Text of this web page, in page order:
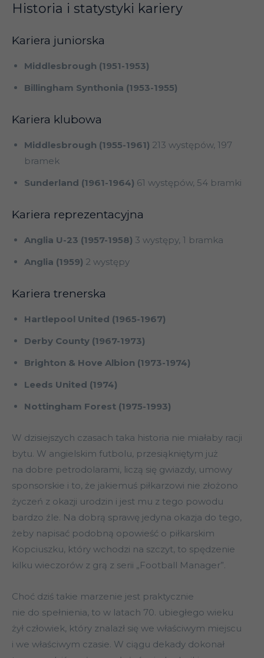
Historia i statystyki kariery
Kariera juniorska
Middlesbrough (1951-1953)
Billingham Synthonia (1953-1955)
Kariera klubowa
Middlesbrough (1955-1961) 213 występów, 197
bramek
Sunderland (1961-1964) 61 występów, 54 bramki
Kariera reprezentacyjna
Anglia U-23 (1957-1958) 3 występy, 1 bramka
Anglia (1959) 2 występy
Kariera trenerska
Hartlepool United (1965-1967)
Derby County (1967-1973)
Brighton & Hove Albion (1973-1974)
Leeds United (1974)
Nottingham Forest (1975-1993)
W dzisiejszych czasach taka historia nie miałaby racji
bytu. W angielskim futbolu, przesiąkniętym już
na dobre petrodolarami, liczą się gwiazdy, umowy
sponsorskie i to, że jakiemuś piłkarzowi nie złożono
życzeń z okazji urodzin i jest mu z tego powodu
bardzo źle. Na dobrą sprawę jedyna okazja do tego,
żeby napisać podobną opowieść o piłkarskim
Kopciuszku, który wchodzi na szczyt, to spędzenie
kilku wieczorów z grą z serii „Football Manager”.
Choć dziś takie marzenie jest praktycznie
nie do spełnienia, to w latach 70. ubiegłego wieku
żył człowiek, który znalazł się we właściwym miejscu
i we właściwym czasie. W ciągu dekady dokonał